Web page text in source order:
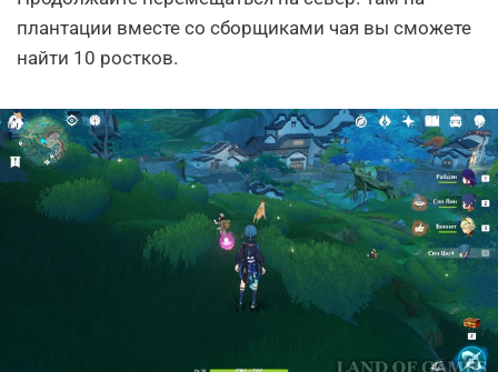
плантации вместе со сборщиками чая вы сможете
найти 10 ростков.